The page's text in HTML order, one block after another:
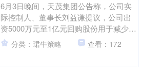
6月3日晚间，天茂集团公告称，公司实
际控制人、董事长刘益谦提议，公司出
资5000万元至1亿元回购股份用于减少注
册资本。 查询可见，这是刘益谦首次提
议天茂集团回购....
分类：珺牛策略 查看：172